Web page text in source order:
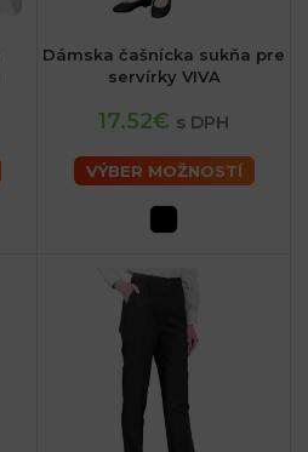
Dámska čašnícka sukňa pre
servírky VIVA
17.52€ s DPH
VÝBER MOŽNOSTÍ